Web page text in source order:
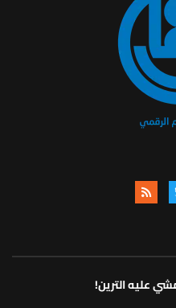
عليه الترين!